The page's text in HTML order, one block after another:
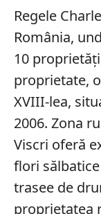
Regele
România,
10
proprietate,
XVIII-lea,
2006. Zona
Viscri oferă
flori
trasee de
proprietatea